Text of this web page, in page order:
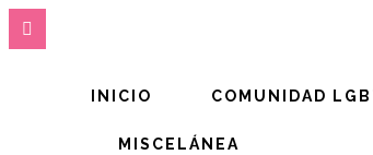
INICIO COMUNIDAD
MISCELÁNEA